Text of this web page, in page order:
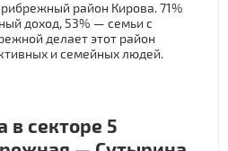
район Кирова. 71%
доход, 53% — семьи с
делает этот район
и семейных людей.
в секторе 5